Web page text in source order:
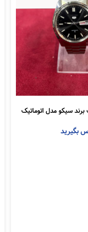
سیکو مدل اتوماتیک
بگیرید